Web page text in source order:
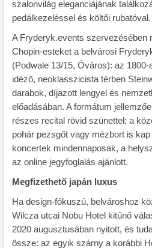
szalonvilág eleganciájának
pedálkezeléssel és költői rubatóval.
A Fryderyk.events szervezésében
Chopin-esteket a belvárosi
(Podwale 13/15, Óváros): az
idéző, neoklasszicista térben
darabok, díjazott lengyel és
előadásában. A formátum
részes recital rövid szünettel; a
pohár pezsgőt vagy mézbort is
koncertek mindennaposak, a
az online jegyfoglalás ajánlott.
Megfizethető japán luxus
Ha design-fókuszú, belvároshoz
Wilcza utcai Nobu Hotel kitűnő
2020 augusztusában nyitott, és
össze: az egyik szárny a korábbi